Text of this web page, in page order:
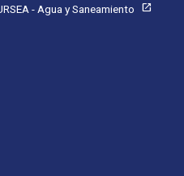
- Agua y Saneamiento open_in_new